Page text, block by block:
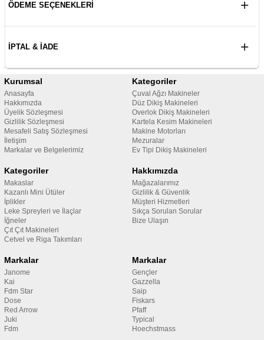
ÖDEME SEÇENEKLERI
İPTAL & İADE
Kurumsal
Anasayfa
Hakkımızda
Üyelik Sözleşmesi
Gizlilik Sözleşmesi
Mesafeli Satış Sözleşmesi
İletişim
Markalar ve Belgelerimiz
Kategoriler
Çuval Ağzı Makineler
Düz Dikiş Makineleri
Overlok Dikiş Makineleri
Kartela Kesim Makineleri
Makine Motorları
Mezuralar
Ev Tipi Dikiş Makineleri
Kategoriler
Makaslar
Kazanlı Mini Ütüler
İplikler
Leke Spreyleri ve İlaçlar
İğneler
Çıt Çıt Makineleri
Cetvel ve Riga Takımları
Hakkımızda
Mağazalarımız
Gizlilik & Güvenlik
Müşteri Hizmetleri
Sıkça Sorulan Sorular
Bize Ulaşın
Markalar
Janome
Kai
Fdm Star
Dose
Red Arrow
Juki
Fdm
Markalar
Gençler
Gazzella
Saip
Fiskars
Pfaff
Typical
Hoechstmass